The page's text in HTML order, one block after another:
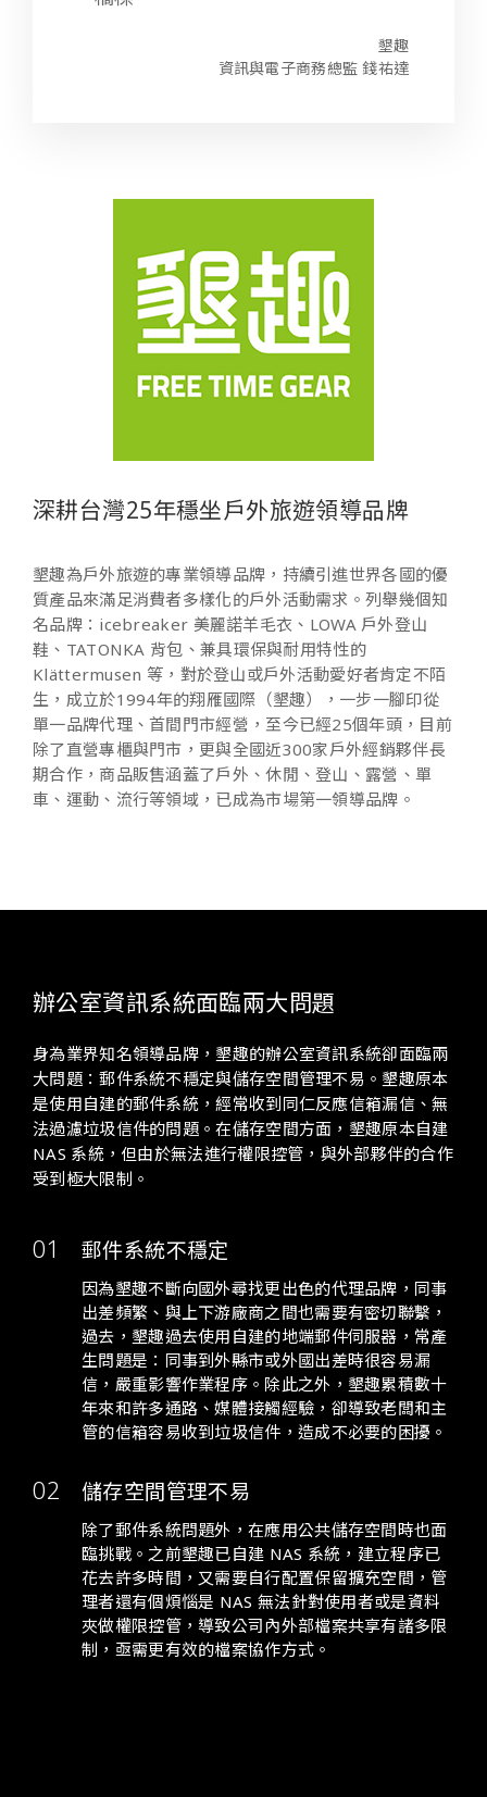
墾趣
資訊與電子商務總監 錢祐達
深耕台灣25年穩坐戶外旅遊領導品牌
墾趣為戶外旅遊的專業領導品牌，持續引進世界各國的優
質產品來滿足消費者多樣化的戶外活動需求。列舉幾個知
名品牌： icebreaker 美麗諾羊毛衣、 LOWA 戶外登山
鞋、 TATONKA 背包、兼具環保與耐用特性的
Klättermusen 等，對於登山或戶外活動愛好者肯定不陌
生，成立於1994年的翔雁國際（墾趣），一步一腳印從
單一品牌代理、首間門市經營，至今已經25個年頭，目前
除了直營專櫃與門市，更與全國近300家戶外經銷夥伴長
期合作，商品販售涵蓋了戶外、休閒、登山、露營、單
車、運動、流行等領域，已成為市場第一領導品牌。
辦公室資訊系統面臨兩大問題
身為業界知名領導品牌，墾趣的辦公室資訊系統卻面臨兩
大問題：郵件系統不穩定與儲存空間管理不易。墾趣原本
是使用自建的郵件系統，經常收到同仁反應信箱漏信、無
法過濾垃圾信件的問題。在儲存空間方面，墾趣原本自建
NAS 系統，但由於無法進行權限控管，與外部夥伴的合作
受到極大限制。
郵件系統不穩定
因為墾趣不斷向國外尋找更出色的代理品牌，同事
出差頻繁、與上下游廠商之間也需要有密切聯繫，
過去，墾趣過去使用自建的地端郵件伺服器，常產
生問題是：同事到外縣市或外國出差時很容易漏
信，嚴重影響作業程序。除此之外，墾趣累積數十
年來和許多通路、媒體接觸經驗，卻導致老闆和主
管的信箱容易收到垃圾信件，造成不必要的困擾。
儲存空間管理不易
除了郵件系統問題外，在應用公共儲存空間時也面
臨挑戰。之前墾趣已自建 NAS 系統，建立程序已
花去許多時間，又需要自行配置保留擴充空間，管
理者還有個煩惱是 NAS 無法針對使用者或是資料
夾做權限控管，導致公司內外部檔案共享有諸多限
制，亟需更有效的檔案協作方式。